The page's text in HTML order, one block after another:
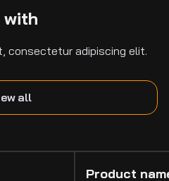
consectetur adipiscing elit.
all
Product